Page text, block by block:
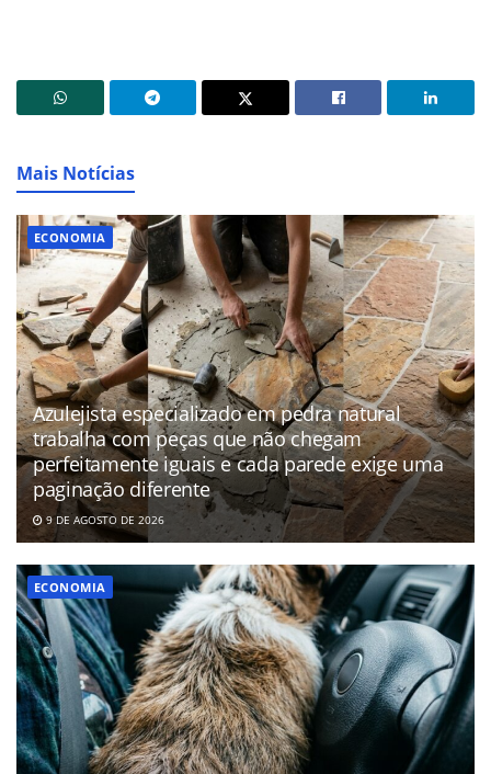
Mais Notícias
ECONOMIA
Azulejista especializado em pedra natural
trabalha com peças que não chegam
perfeitamente iguais e cada parede exige uma
paginação diferente
9 DE AGOSTO DE 2026
ECONOMIA